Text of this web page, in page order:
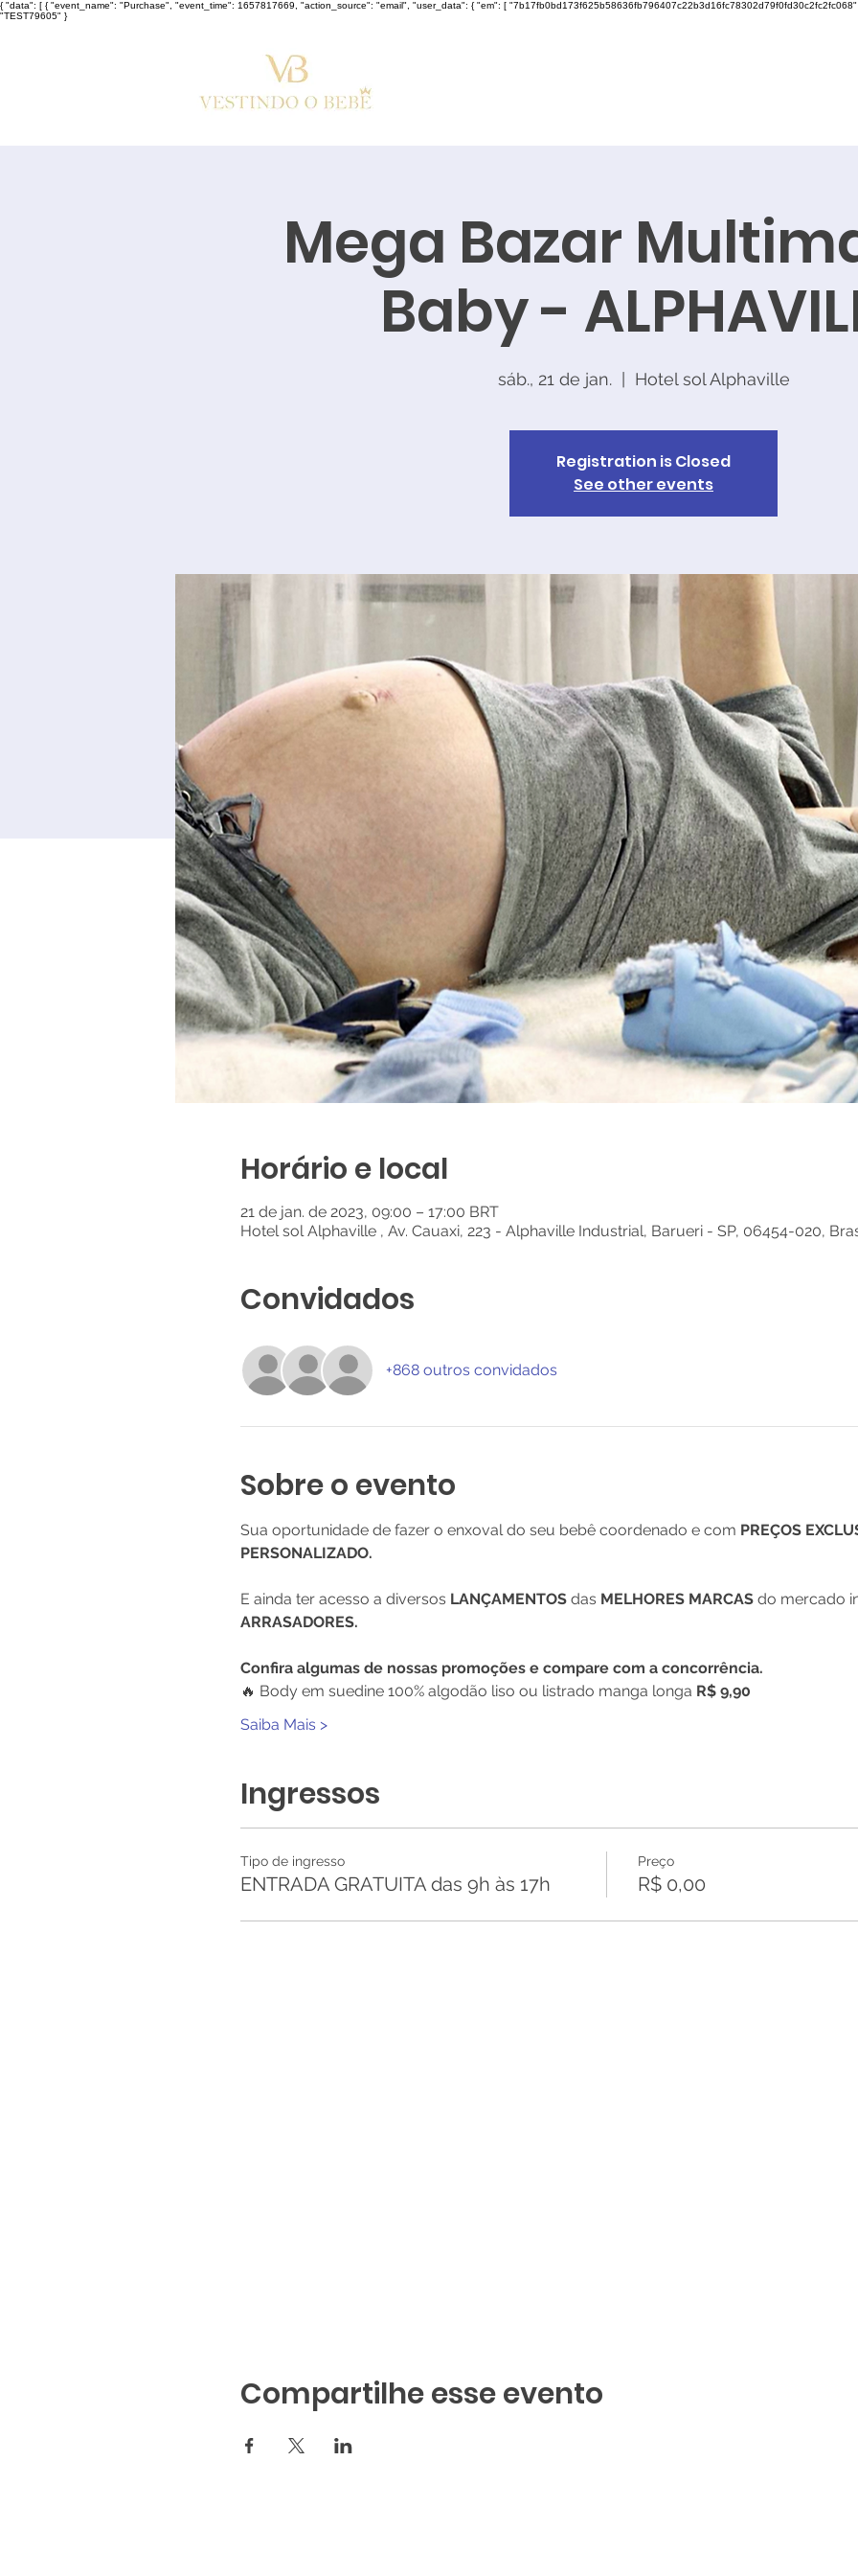
{ "data": [ { "event_name": "Purchase", "event_time": 1657817669, "action_source": "email", "user_data": { "em": [
"TEST79605" }
Mega Bazar
Baby -
sáb., 21 de jan.
  |
Hotel sol Alphaville
Registration is Closed
See other events
Horário e local
21 de jan. de 2023, 09:00 – 17:00 BRT
Hotel sol Alphaville , Av. Cauaxi, 223 - Alphaville Industrial, Barueri - SP, 06454-020,
Convidados
+868 outros convidados
Sobre o evento
Sua oportunidade de fazer o enxoval do seu bebê coordenado e com PREÇOS
PERSONALIZADO.
E ainda ter acesso a diversos LANÇAMENTOS das MELHORES MARCAS do mercado
ARRASADORES.
Confira algumas de nossas promoções e compare com a concorrência.
🔥 Body em suedine 100% algodão liso ou listrado manga longa R$ 9,90
Saiba Mais >
Ingressos
Tipo de ingresso
ENTRADA GRATUITA das 9h às 17h
Preço
R$ 0,00
Compartilhe esse evento